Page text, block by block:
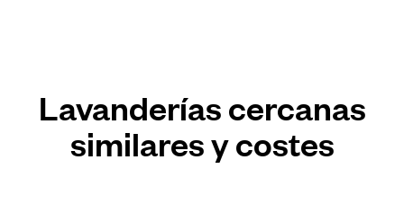
Lavanderías cercanas
similares y costes